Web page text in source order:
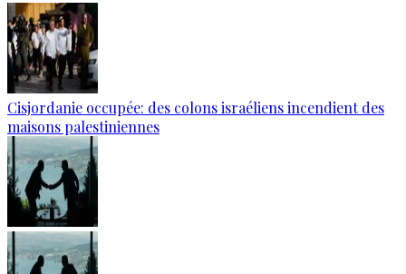
Cisjordanie occupée: des colons israéliens incendient des
maisons palestiniennes